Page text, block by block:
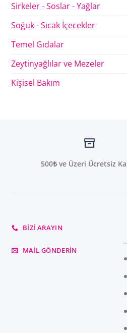
Sirkeler - Soslar - Yağlar
Soğuk - Sıcak İçecekler
Temel Gıdalar
Zeytinyağlılar ve Mezeler
Kişisel Bakım
500₺ ve Üzeri Ücretsiz
BIZI ARAYIN
MAIL GÖNDERIN